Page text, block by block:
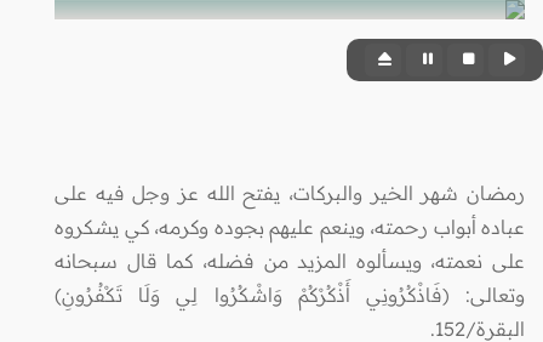
رمضان شهر الخير والبركات، يفتح الله عز وجل فيه على
عباده أبواب رحمته، وينعم عليهم بجوده وكرمه، كي يشكروه
على نعمته، ويسألوه المزيد من فضله، كما قال سبحانه
وتعالى: (فَاذْكُرُونِي أَذْكُرْكُمْ وَاشْكُرُوا لِي وَلَا تَكْفُرُونِ)
البقرة/152.